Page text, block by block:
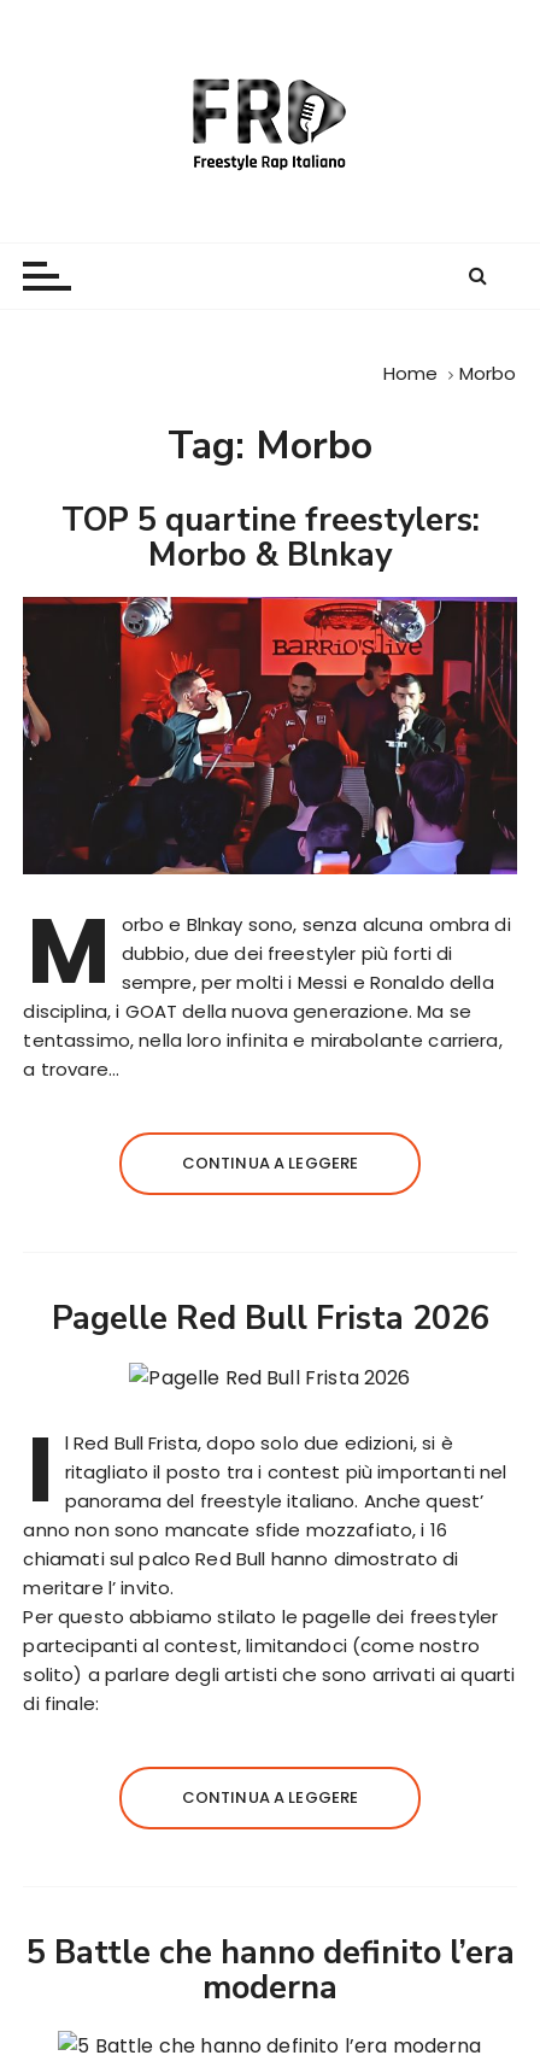
Home Morbo
Tag: Morbo
TOP 5 quartine freestylers:
Morbo & Blnkay
M
orbo e Blnkay sono, senza alcuna ombra di
dubbio, due dei freestyler più forti di
sempre, per molti i Messi e Ronaldo della
disciplina, i GOAT della nuova generazione. Ma se
tentassimo, nella loro infinita e mirabolante carriera,
a trovare…
CONTINUA A LEGGERE
Pagelle Red Bull Frista 2026
I
l Red Bull Frista, dopo solo due edizioni, si è
ritagliato il posto tra i contest più importanti nel
panorama del freestyle italiano. Anche quest’
anno non sono mancate sfide mozzafiato, i 16
chiamati sul palco Red Bull hanno dimostrato di
meritare l’ invito.
Per questo abbiamo stilato le pagelle dei freestyler
partecipanti al contest, limitandoci (come nostro
solito) a parlare degli artisti che sono arrivati ai quarti
di finale:
CONTINUA A LEGGERE
5 Battle che hanno definito l’era
moderna